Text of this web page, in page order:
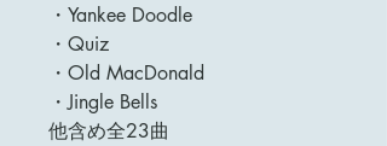
・Yankee Doodle
・Quiz
・Old MacDonald
・Jingle Bells
他含め全23曲